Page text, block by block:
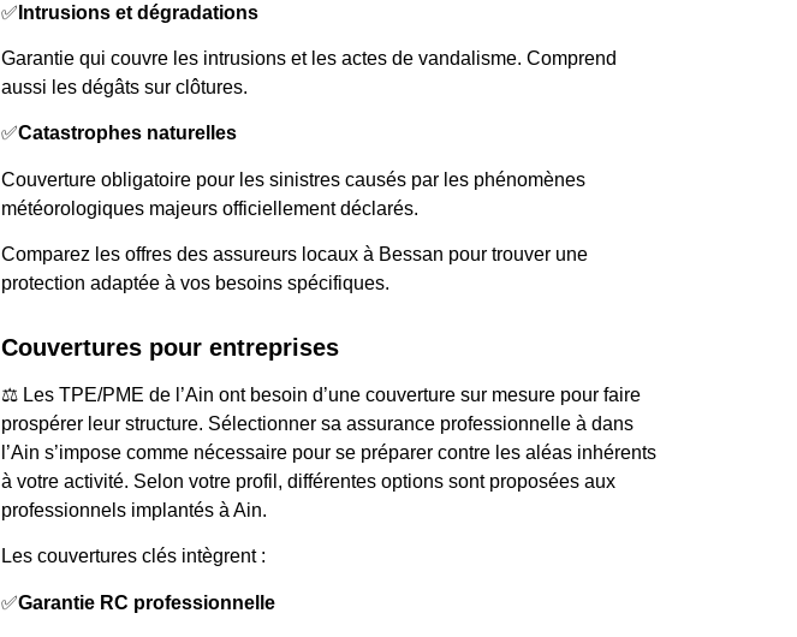
✅ Intrusions et dégradations
Garantie qui couvre les intrusions et les actes de vandalisme. Comprend
aussi les dégâts sur clôtures.
✅Catastrophes naturelles
Couverture obligatoire pour les sinistres causés par les phénomènes
météorologiques majeurs officiellement déclarés.
Comparez les offres des assureurs locaux à Bessan pour trouver une
protection adaptée à vos besoins spécifiques.
Couvertures pour entreprises
⚖️ Les TPE/PME de l’Ain ont besoin d’une couverture sur mesure pour faire
prospérer leur structure. Sélectionner sa assurance professionnelle à dans
l’Ain s’impose comme nécessaire pour se préparer contre les aléas inhérents
à votre activité. Selon votre profil, différentes options sont proposées aux
professionnels implantés à Ain.
Les couvertures clés intègrent :
✅Garantie RC professionnelle